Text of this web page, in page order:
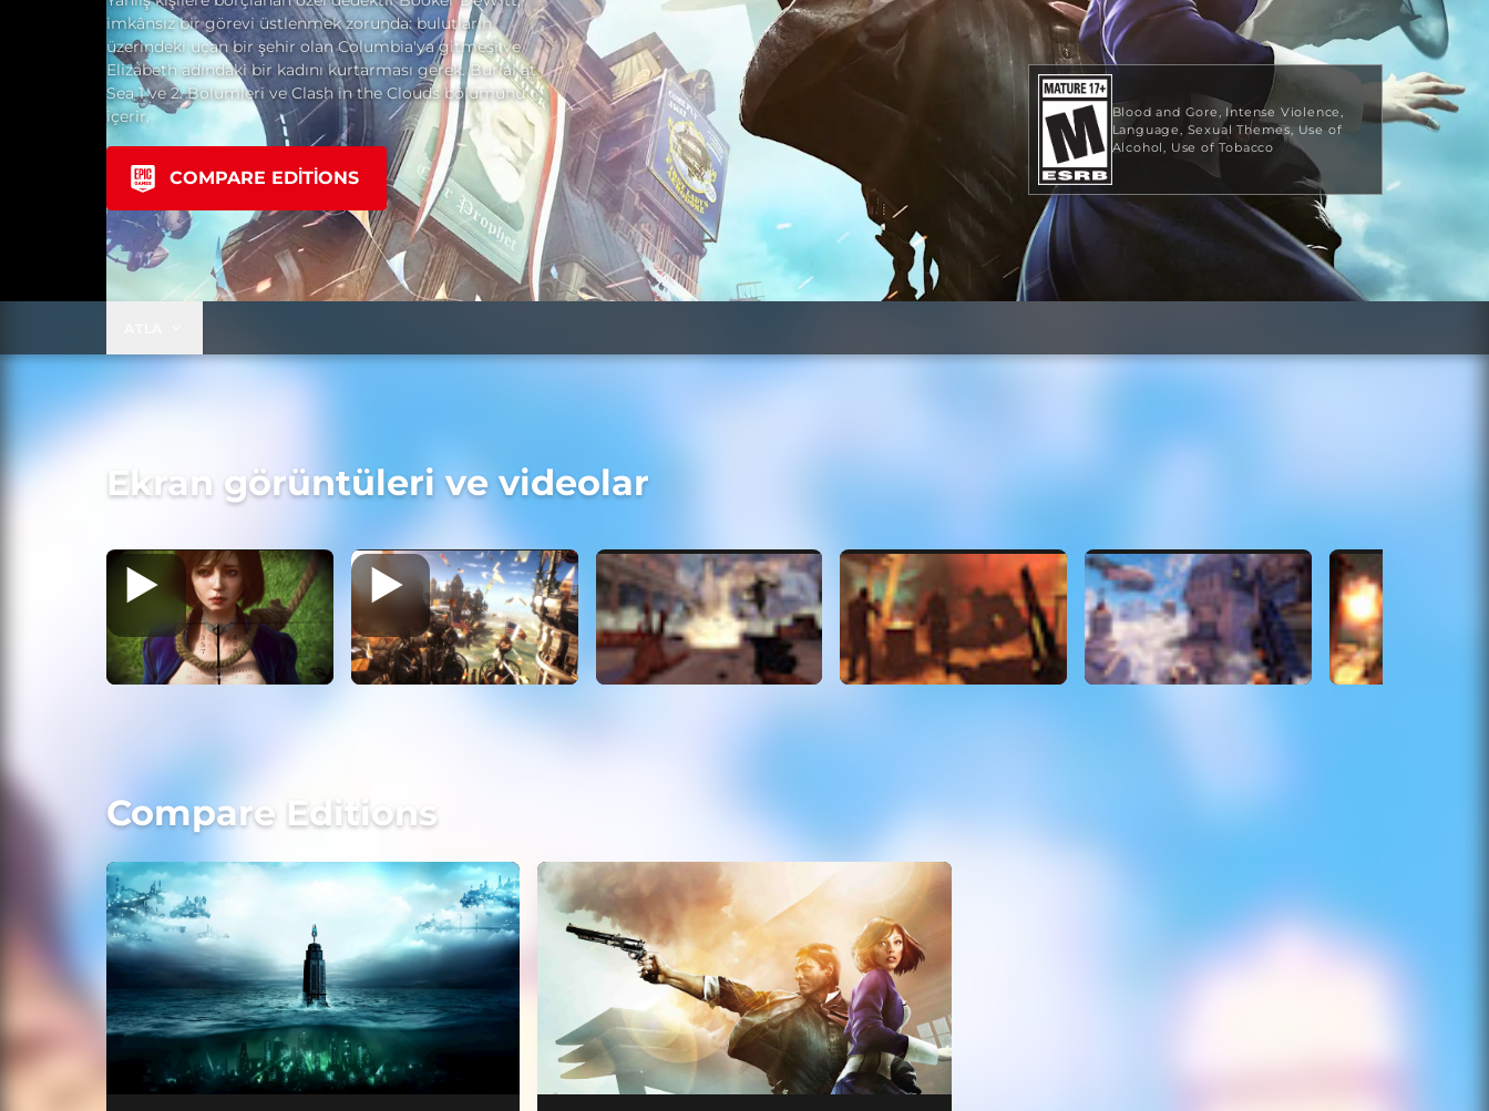
Blood and Gore
Intense Violence
Language
Sexual Themes Use of
Alcohol Use of Tobacco
imkânsız bir görevi üstlenmek zorunda: bulutların
üzerindeki uçan bir şehir olan Columbia'ya gitmesi ve
Elizabeth adındaki bir kadını kurtarması gerek. Burial at
Sea 1 ve 2. Bölümleri ve Clash in the Clouds bölümünü
içerir.
COMPARE EDITIONS
Ekran görüntüleri ve videolar
Compare Editions